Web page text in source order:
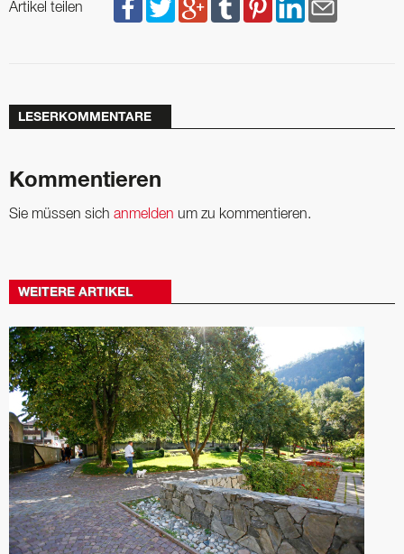
Artikel teilen
LESERKOMMENTARE
Kommentieren
Sie müssen sich anmelden um zu kommentieren.
WEITERE ARTIKEL